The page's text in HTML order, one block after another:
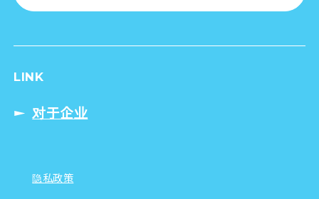
LINK
对于企业
隐私政策